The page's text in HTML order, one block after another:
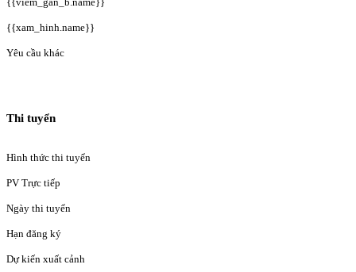
{{xam_hinh.name}}
Yêu cầu khác
Thi tuyển
Hình thức thi tuyển
PV Trực tiếp
Ngày thi tuyển
Hạn đăng ký
Dự kiến xuất cảnh